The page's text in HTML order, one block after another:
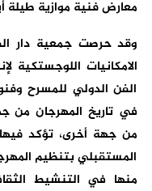
معارض فنية موازية طيلة
وقد حرصت جمعية دار
الامكانيات اللوجستكية
الفن الدولي للمسرح
في تاريخ المهرجان من
من جهة أخرى، تؤكد فيها
المستقبلي بتنظيم
منها في التنشيط